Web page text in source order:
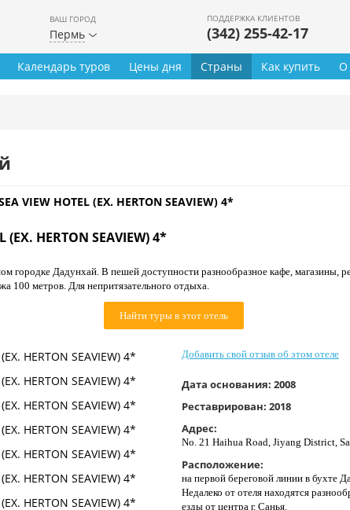
ВАШ ГОРОД
Пермь
ПОДДЕРЖКА КЛИЕНТОВ
(342) 255-42-17
Календарь туров Цены дня Страны Как купить О
VIEW HOTEL (EX. HERTON SEAVIEW) 4*
(EX. HERTON SEAVIEW) 4*
городке Дадунхай. В пешей доступности разнообразное кафе, магазины,
100 метров. Для непритязательного отдыха.
Найти туры в этот отель
Добавить свой отзыв об этом отеле
Дата основания: 2008
Реставрирован: 2018
Адрес:
No. 21 Haihua Road, Jiyang District,
Расположение:
на первой береговой линии в бухте
Недалеко от отеля находятся
езды от центра г. Санья.